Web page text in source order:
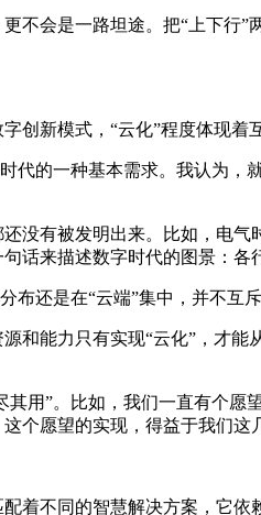
会是一路坦途。把“上下行”
新模式，“云化”程度体现着
的一种基本需求。我认为，
有被发明出来。比如，电气
话来描述数字时代的图景：各
还是在“云端”集中，并不互斥
能力只有实现“云化”，才能
”。比如，我们一直有个愿
个愿望的实现，得益于我们
不同的智慧解决方案，它依